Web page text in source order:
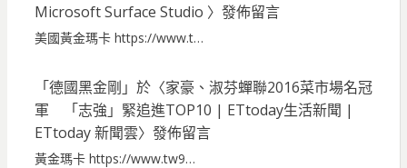
Microsoft Surface Studio 〉發佈留言
美國黃金瑪卡 https://www.t…
「德國黑金剛 」於〈家豪、淑芬蟬聯2016菜市場名冠
軍 「志強」緊追進TOP10 | ETtoday生活新聞 |
ETtoday 新聞雲〉發佈留言
黃金瑪卡 https://www.tw9…